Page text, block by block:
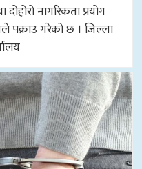
नागरिकता प्रयोग
पक्राउ गरेको छ । जिल्ला